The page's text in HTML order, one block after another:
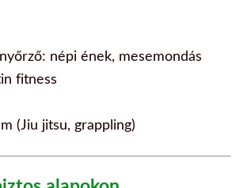
népi ének, mesemondás
fitness
(Jiu jitsu, grappling)